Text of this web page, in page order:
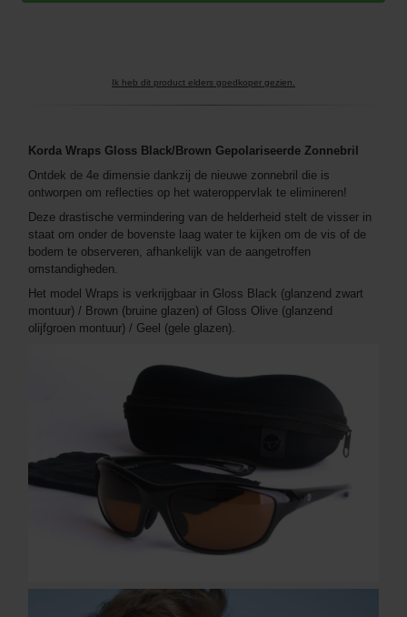
Ik heb dit product elders goedkoper gezien.
Korda Wraps Gloss Black/Brown Gepolariseerde Zonnebril
Ontdek de 4e dimensie dankzij de nieuwe zonnebril die is
ontworpen om reflecties op het wateroppervlak te elimineren!
Deze drastische vermindering van de helderheid stelt de visser in
staat om onder de bovenste laag water te kijken om de vis of de
bodem te observeren, afhankelijk van de aangetroffen
omstandigheden.
Het model Wraps is verkrijgbaar in Gloss Black (glanzend zwart
montuur) / Brown (bruine glazen) of Gloss Olive (glanzend
olijfgroen montuur) / Geel (gele glazen).